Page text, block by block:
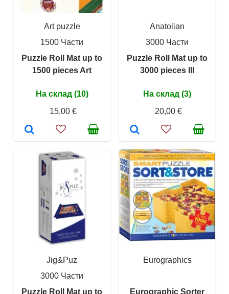
Art puzzle
1500 Части
Puzzle Roll Mat up to
1500 pieces Art
На склад (10)
15,00 €
Anatolian
3000 Части
Puzzle Roll Mat up to
3000 pieces III
На склад (3)
20,00 €
Jig&Puz
3000 Части
Puzzle Roll Mat up to
Eurographics
Eurographic Sorter